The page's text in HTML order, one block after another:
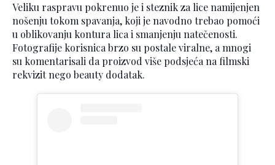
Veliku raspravu pokrenuo je i steznik za lice namijenjen
nošenju tokom spavanja, koji je navodno trebao pomoći
u oblikovanju kontura lica i smanjenju natečenosti.
Fotografije korisnica brzo su postale viralne, a mnogi
su komentarisali da proizvod više podsjeća na filmski
rekvizit nego beauty dodatak.